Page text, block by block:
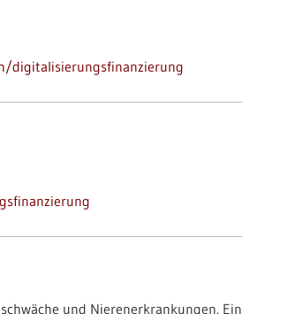
digitalisierungsfinanzierung
und Nierenerkrankungen. Ein